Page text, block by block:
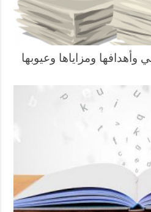
وأهدافها ومزاياها وعيوبها